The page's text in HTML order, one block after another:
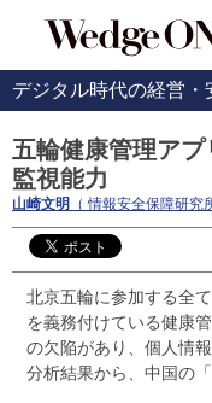
デジタル時代の経営・
五輪健康管理ア
監視能力
山崎文明 （ 情報安全保障研究
北京五輪に参加する全
を義務付けている健康
の欠陥があり、個人情
分析結果から、中国の